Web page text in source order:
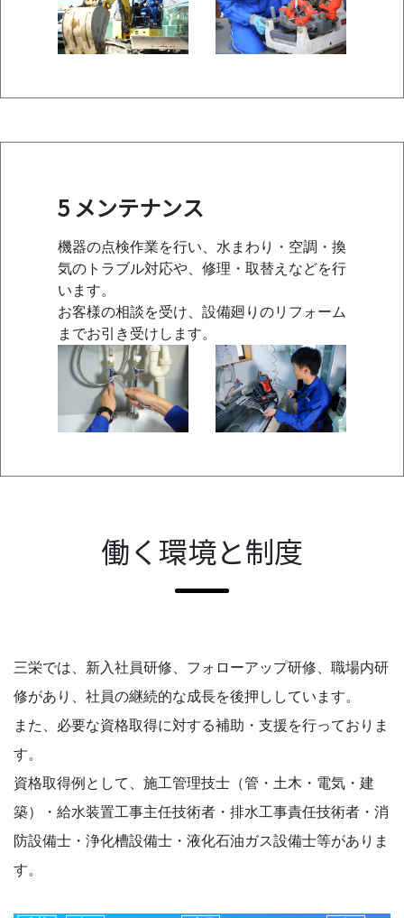
5 メンテナンス
機器の点検作業を行い、水まわり・空調・換
気のトラブル対応や、修理・取替えなどを行
います。
お客様の相談を受け、設備廻りのリフォーム
までお引き受けします。
働く環境と制度
三栄では、新入社員研修、フォローアップ研修、職場内研
修があり、社員の継続的な成長を後押ししています。
また、必要な資格取得に対する補助・支援を行っておりま
す。
資格取得例として、施工管理技士（管・土木・電気・建
築）・給水装置工事主任技術者・排水工事責任技術者・消
防設備士・浄化槽設備士・液化石油ガス設備士等がありま
す。